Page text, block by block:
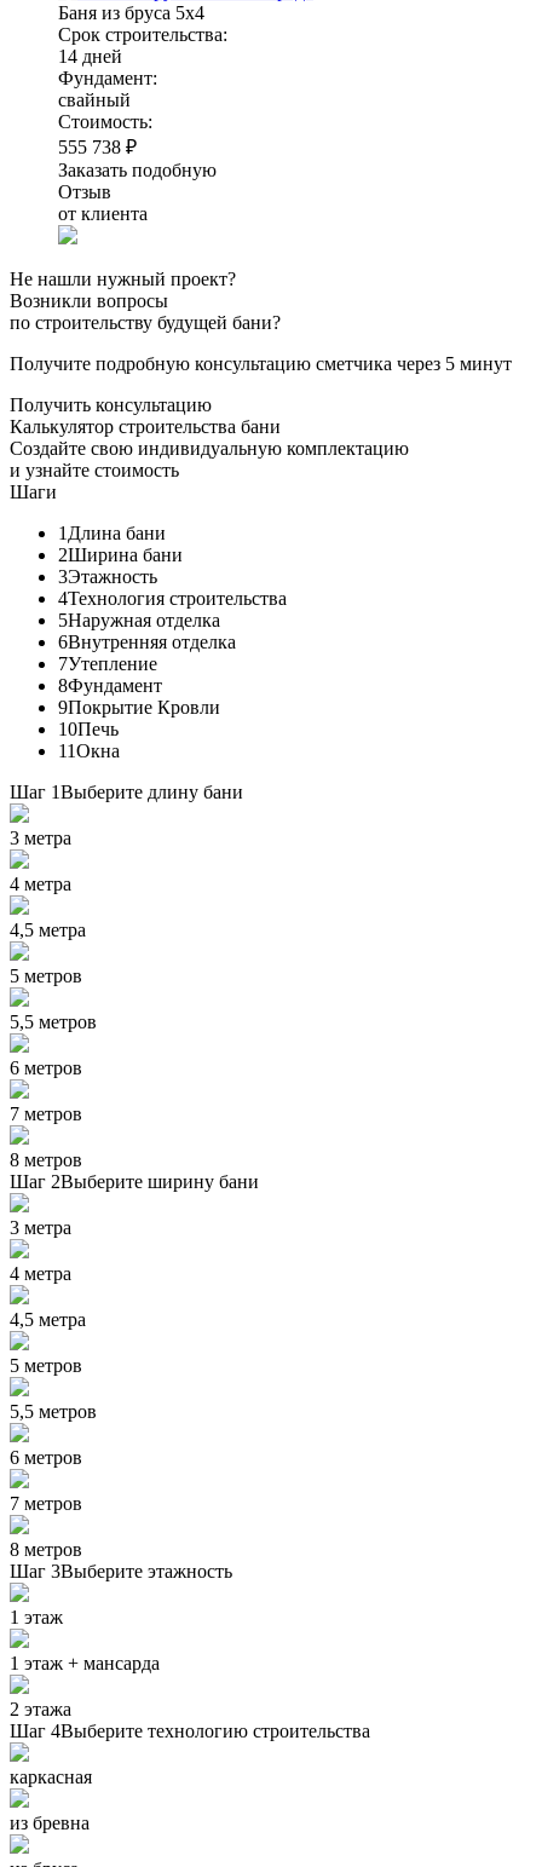
Баня из бруса 5х4
Срок строительства:
14 дней
Фундамент:
свайный
Стоимость:
555 738 ₽
Заказать подобную
Отзыв
от клиента
Не нашли нужный проект?
Возникли вопросы
по строительству будущей бани?
Получите подробную консультацию сметчика через 5 минут
Получить консультацию
Калькулятор строительства бани
Создайте свою индивидуальную комплектацию
и узнайте стоимость
Шаги
1 Длина бани
2Ширина бани
3Этажность
4Технология строительства
5Наружная отделка
6Внутренняя отделка
7Утепление
8Фундамент
9Покрытие Кровли
10Печь
11Окна
Шаг 1Выберите длину бани
3 метра
4 метра
4,5 метра
5 метров
5,5 метров
6 метров
7 метров
8 метров
Шаг 2Выберите ширину бани
3 метра
4 метра
4,5 метра
5 метров
5,5 метров
6 метров
7 метров
8 метров
Шаг 3Выберите этажность
1 этаж
1 этаж + мансарда
2 этажа
Шаг 4Выберите технологию строительства
каркасная
из бревна